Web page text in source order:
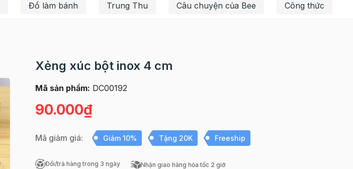
Đồ làm bánh Trung Thu Câu chuyện của Bee Công thức
Xẻng xúc bột inox 4 cm
Mã sản phẩm: DC00192
90.000₫
Mã giảm giá: Giảm 10% Tặng 20K Freeship
Đổi/trả hàng trong 3 ngày Nhận giao hàng hỏa tốc 2 giờ